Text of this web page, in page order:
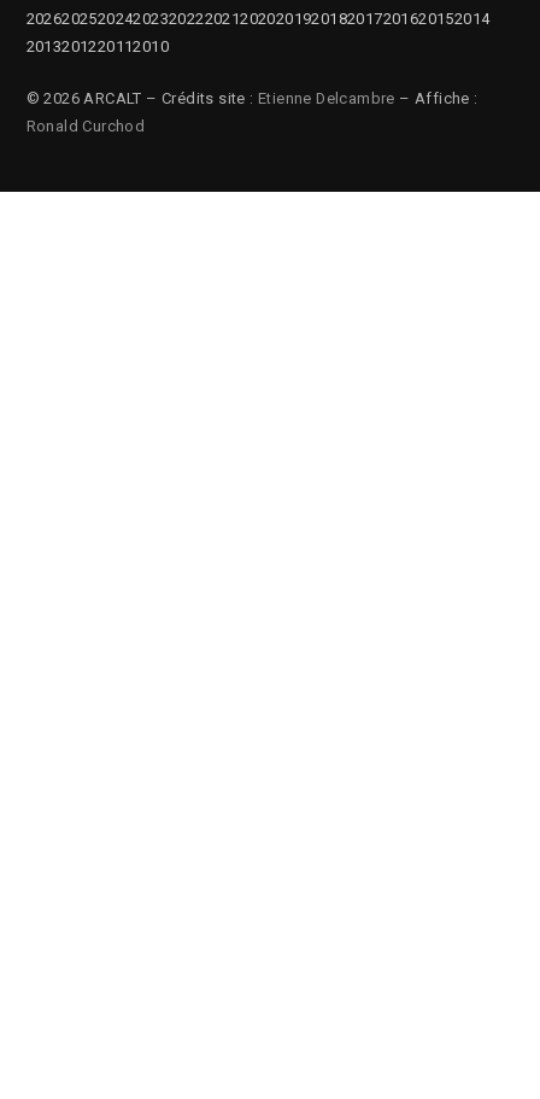
2026202520242023202220212020201920182017201620152014
2013201220112010
© 2026 ARCALT – Crédits site : Etienne Delcambre – Affiche :
Ronald Curchod